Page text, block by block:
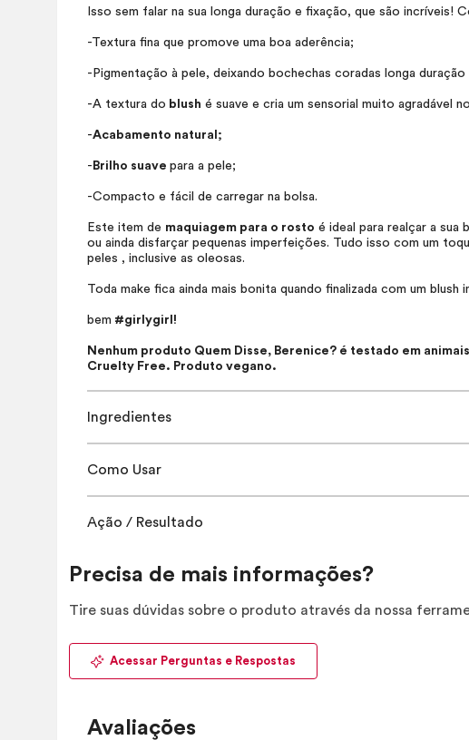
Isso sem falar na sua longa duração e fixação, que são incríveis!
-Textura fina que promove uma boa aderência;
-Pigmentação à pele, deixando bochechas coradas longa
-A textura do blush é suave e cria um sensorial muito agradável
-Acabamento natural;
- Brilho suave para a pele;
-Compacto e fácil de carregar na bolsa.
Este item de maquiagem para o rosto é ideal para realçar a
ou ainda disfarçar pequenas imperfeições. Tudo isso com um
peles , inclusive as oleosas.
Toda make fica ainda mais bonita quando finalizada com um blush
bem #girlygirl!
Nenhum produto Quem Disse, Berenice? é testado em
Cruelty Free. Produto vegano.
Ingredientes
Como Usar
Ação / Resultado
Precisa de mais informações?
Tire suas dúvidas sobre o produto através da nossa
Acessar Perguntas e Respostas
Avaliações